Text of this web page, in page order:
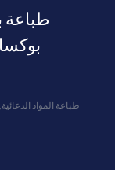
طباعة المواد الدعائية,